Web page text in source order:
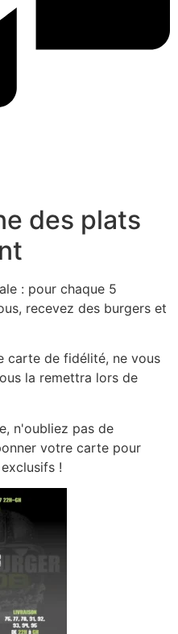
des plats
: pour chaque 5
recevez des burgers et
carte de fidélité, ne vous
la remettra lors de
n'oubliez pas de
votre carte pour
!